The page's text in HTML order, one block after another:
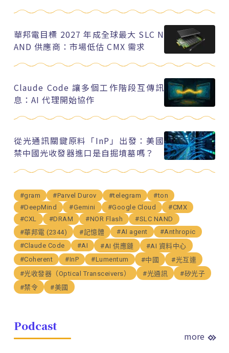
華邦電目標 2027 年成全球最大 SLC N
AND 供應商：市場低估 CMX 需求
Claude Code 讓多個工作階段互傳訊
息：AI 代理開始協作
從光通訊關鍵原料「InP」出發：美國
禁中國光收發器進口是自掘墳墓嗎？
#gram #Parvel Durov #telegram
#ton
#DeepMind
#Gemini #Google Cloud
#CMX
#CXL
#DRAM #NOR Flash
#SLC NAND
#華邦電 (2344)
#記憶體 #AI agent
#Anthropic
#Claude Code
#AI #AI 供應鏈
#AI 資料中心
#Coherent
#InP #Lumentum #中國
#光互連
#光收發器（Optical Transceivers）
#光通訊
#矽光子
#禁令
#美國
Podcast
more